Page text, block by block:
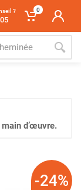
? 0
d’œuvre.
-24%